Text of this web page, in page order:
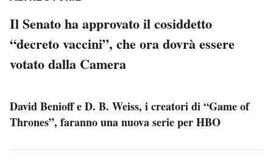
Il Senato ha approvato il cosiddetto
“decreto vaccini”, che ora dovrà essere
votato dalla Camera
David Benioff e D. B. Weiss, i creatori di “Game of
Thrones”, faranno una nuova serie per HBO